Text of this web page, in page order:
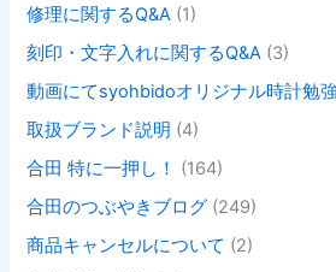
修理に関するQ&A (1)
刻印・文字入れに関するQ&A (3)
動画にてsyohbidoオリジナル時計勉
取扱ブランド説明 (4)
合田 特に一押し！
(164)
合田のつぶやきブログ (249)
商品キャンセルについて (2)